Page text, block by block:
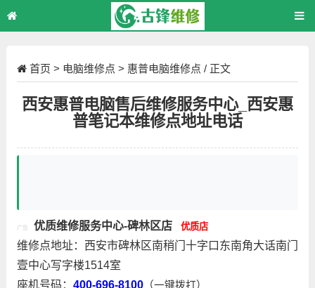
首页 > 电脑维修点 > 惠普电脑维修点 / 正文
西安惠普电脑售后维修服务中心_西安惠
普笔记本维修点地址电话
广告 优质维修服务中心-碑林区店 优质店
维修点地址：西安市碑林区南稍门十字口东南角大话南门
壹中心写字楼1514室
座机号码： 400-696-8100（一键拨打）